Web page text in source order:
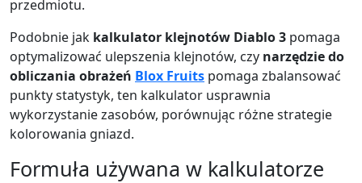
przedmiotu.
Podobnie jak kalkulator klejnotów Diablo 3 pomaga
optymalizować ulepszenia klejnotów, czy narzędzie do
obliczania obrażeń Blox Fruits pomaga zbalansować
punkty statystyk, ten kalkulator usprawnia
wykorzystanie zasobów, porównując różne strategie
kolorowania gniazd.
Formuła używana w kalkulatorze